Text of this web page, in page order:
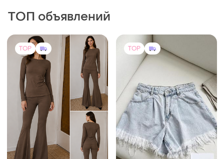
ТОП объявлений
TOP TOP